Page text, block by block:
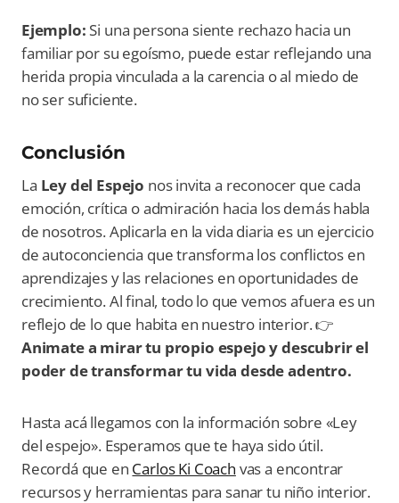
Ejemplo: Si una persona siente rechazo hacia un
familiar por su egoísmo, puede estar reflejando una
herida propia vinculada a la carencia o al miedo de
no ser suficiente.
Conclusión
La Ley del Espejo nos invita a reconocer que cada
emoción, crítica o admiración hacia los demás habla
de nosotros. Aplicarla en la vida diaria es un ejercicio
de autoconciencia que transforma los conflictos en
aprendizajes y las relaciones en oportunidades de
crecimiento. Al final, todo lo que vemos afuera es un
reflejo de lo que habita en nuestro interior. 👉
Animate a mirar tu propio espejo y descubrir el
poder de transformar tu vida desde adentro.
Hasta acá llegamos con la información sobre «Ley
del espejo». Esperamos que te haya sido útil.
Recordá que en Carlos Ki Coach vas a encontrar
recursos y herramientas para sanar tu niño interior.